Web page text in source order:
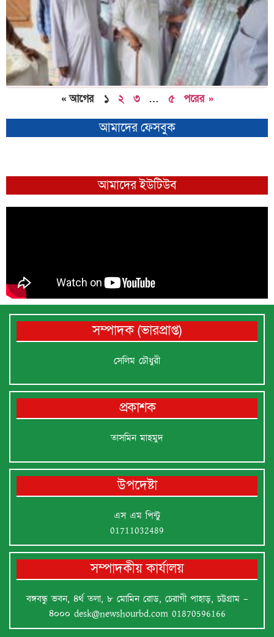
« আগের ১ ২ ৩ … ৫ পরের »
আমাদের ফেসবুক
আমাদের ইউটিউব
সম্পাদক (ভারপ্রাপ্ত)
সেলিম চৌধুরী
প্রকাশক
তাসমিন মাহমুদ
উপদেষ্টা
এস এম পিন্টু
01711032489
সম্পাদকীয় কার্যালয়
বঙ্গবন্ধু ভবন, ৪র্থ তলা, ৮ মোমিন রোড, চেরাগী পাহাড়, চট্টগ্রাম –
৪০০০ desk@newshourbd.com01870596166